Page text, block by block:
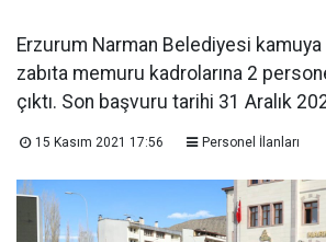
Erzurum Narman Belediyesi
zabıta memuru kadrolarına 2
çıktı. Son başvuru tarihi 31 Aralık
15 Kasım 2021 17:56 Personel İlanları